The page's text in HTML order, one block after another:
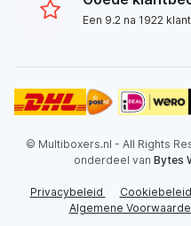
Een 9.2 na 1922
© Multiboxers.nl - All Rights
onderdeel van Bytes
Privacybeleid Cookiebeleid
Algemene